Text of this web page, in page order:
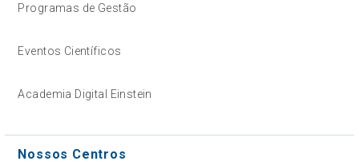
Programas de Gestão
Eventos Científicos
Academia Digital Einstein
Nossos Centros